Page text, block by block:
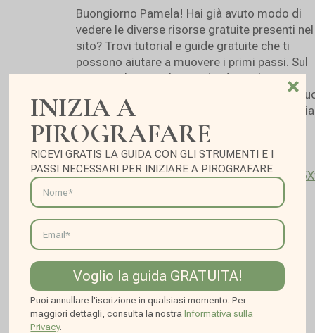
Buongiorno Pamela! Hai già avuto modo di
vedere le diverse risorse gratuite presenti nel
sito? Trovi tutorial e guide gratuite che ti
possono aiutare a muovere i primi passi. Sul
mio canale YouTube condivido anche tante
risorse pratiche e video dimostrativi, così
vedere passo passo come procedo io e
subito a divertirti con i tuoi primi lavori! Ti
lascio qui il link:
https://www.youtube.com/playlist?
Altri articoli
INIZIA A
PIROGRAFARE
RICEVI GRATIS LA GUIDA CON GLI STRUMENTI E Ι
PASSI NECESSARI PER INIZIARE A PIROGRAFARE
Voglio la guida GRATUITA!
Puoi annullare l'iscrizione in qualsiasi momento. Per
maggiori dettagli, consulta la nostraInformativa sulla
Privacy.